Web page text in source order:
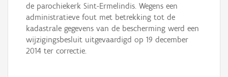
de parochiekerk Sint-Ermelindis. Wegens een
administratieve fout met betrekking tot de
kadastrale gegevens van de bescherming werd een
wijzigingsbesluit uitgevaardigd op 19 december
2014 ter correctie.